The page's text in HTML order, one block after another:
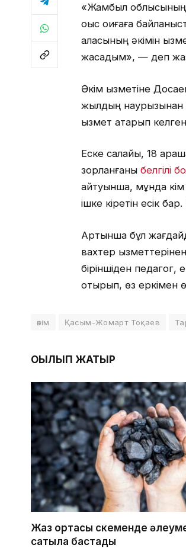
«Жамбыл облысының
оқыс оқиғаға
қаласының әкімін
жасадым», — деп
Әкім қызметіне
жылдың наурызынан
қызмет атқарып
Еске салайық, 18
зорланғаны белгілі
айтуынша, мұнда кім
ішке кіретін есік
Артынша бұл
вахтер қызметтерінен
біріншіден педагог,
отырып, өз еркімен
әкім Қасым-Жомарт Тоқаев
ОҚЫЛЫП ЖАТЫР
Жаз ортасы Өскеменде
сатыла бастады